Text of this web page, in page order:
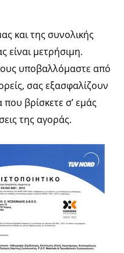
και της συνολικής
είναι μετρήσιμη.
υποβαλλόμαστε από
σας εξασφαλίζουν
που βρίσκετε σ’ εμάς
της αγοράς.